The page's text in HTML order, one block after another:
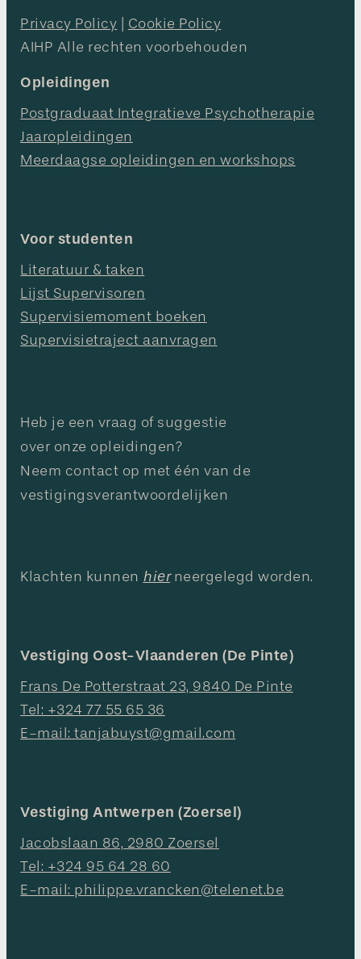
Privacy Policy
Cookie Policy
AIHP Alle rechten voorbehouden
Opleidingen
Postgraduaat Integratieve Psychotherapie
Jaaropleidingen
Meerdaagse opleidingen en workshops
Voor studenten
Literatuur & taken
Lijst Supervisoren
Supervisiemoment boeken
Supervisietraject aanvragen
Heb je een vraag of suggestie
over onze opleidingen?
Neem contact op met één van de
vestigingsverantwoordelijken
Klachten kunnen hierneergelegd worden.
Vestiging Oost-Vlaanderen (De Pinte)
Frans De Potterstraat 23, 9840 De Pinte
Tel: +324 77 55 65 36
E-mail: tanjabuyst@gmail.com
Vestiging Antwerpen (Zoersel)
Jacobslaan 86, 2980 Zoersel
Tel: +324 95 64 28 60
E-mail: philippe.vrancken@telenet.be